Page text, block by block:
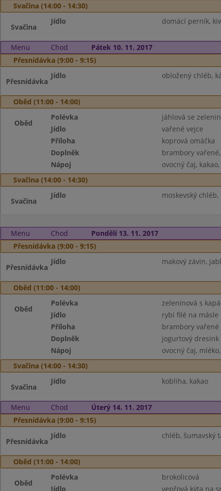
Svačina (14:00 - 14:30)
Svačina
Jídlo domácí perník,
Menu Chod
Pátek 10. 11. 2017
Přesnídávka (9:00 - 9:15)
Přesnídávka
Jídlo obložený chléb,
Oběd (11:00 - 14:00)
Oběd
Polévka
jáhlová se
Jídlo
vařené vejce
Příloha
koprová omáčka
Doplněk
brambory
Nápoj
ovocný čaj,
Svačina (14:00 - 14:30)
Svačina
Jídlo moskevský
Menu Chod
Pondělí 13. 11. 2017
Přesnídávka (9:00 - 9:15)
Přesnídávka
Jídlo makový závin,
Oběd (11:00 - 14:00)
Oběd
Polévka
zeleninová s
Jídlo
rybí filé na másle
Příloha
brambory vařené
Doplněk
jogurtový dresink
Nápoj
ovocný čaj,
Svačina (14:00 - 14:30)
Svačina
Jídlo kobliha, kakao
Menu Chod
Úterý 14. 11. 2017
Přesnídávka (9:00 - 9:15)
Přesnídávka
Jídlo chléb, šumavský
Oběd (11:00 - 14:00)
Oběd
Polévka
brokolicová
Jídlo
vepřová kýta na